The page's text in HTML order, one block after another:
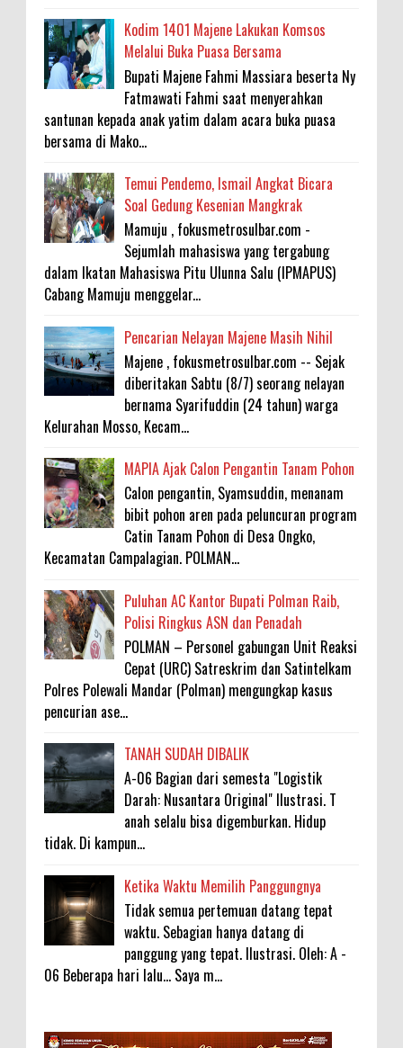
Kodim 1401 Majene Lakukan Komsos
Melalui Buka Puasa Bersama
Bupati Majene Fahmi Massiara beserta Ny
Fatmawati Fahmi saat menyerahkan
santunan kepada anak yatim dalam acara buka puasa
bersama di Mako...
Temui Pendemo, Ismail Angkat Bicara
Soal Gedung Kesenian Mangkrak
Mamuju , fokusmetrosulbar.com -
Sejumlah mahasiswa yang tergabung
dalam Ikatan Mahasiswa Pitu Ulunna Salu (IPMAPUS)
Cabang Mamuju menggelar...
Pencarian Nelayan Majene Masih Nihil
Majene , fokusmetrosulbar.com -- Sejak
diberitakan Sabtu (8/7) seorang nelayan
bernama Syarifuddin (24 tahun) warga
Kelurahan Mosso, Kecam...
MAPIA Ajak Calon Pengantin Tanam Pohon
Calon pengantin, Syamsuddin, menanam
bibit pohon aren pada peluncuran program
Catin Tanam Pohon di Desa Ongko,
Kecamatan Campalagian. POLMAN...
Puluhan AC Kantor Bupati Polman Raib,
Polisi Ringkus ASN dan Penadah
POLMAN – Personel gabungan Unit Reaksi
Cepat (URC) Satreskrim dan Satintelkam
Polres Polewali Mandar (Polman) mengungkap kasus
pencurian ase...
TANAH SUDAH DIBALIK
A-06 Bagian dari semesta "Logistik
Darah: Nusantara Original" Ilustrasi. T
anah selalu bisa digemburkan. Hidup
tidak. Di kampun...
Ketika Waktu Memilih Panggungnya
Tidak semua pertemuan datang tepat
waktu. Sebagian hanya datang di
panggung yang tepat. Ilustrasi. Oleh: A -
06 Beberapa hari lalu... Saya m...